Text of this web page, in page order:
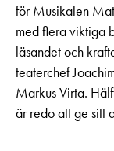
för Musikalen
med flera viktiga
läsandet och
teaterchef
Markus Virta.
är redo att ge sitt